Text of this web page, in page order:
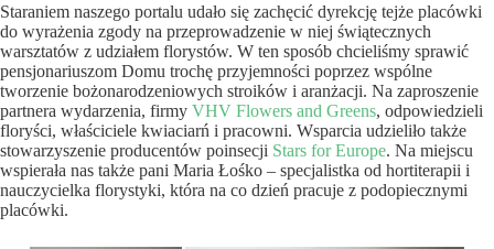
Staraniem naszego portalu udało się zachęcić dyrekcję tejże placówki
do wyrażenia zgody na przeprowadzenie w niej świątecznych
warsztatów z udziałem florystów. W ten sposób chcieliśmy sprawić
pensjonariuszom Domu trochę przyjemności poprzez wspólne
tworzenie bożonarodzeniowych stroików i aranżacji. Na zaproszenie
partnera wydarzenia, firmy VHV Flowers and Greens, odpowiedzieli
floryści, właściciele kwiaciarń i pracowni. Wsparcia udzieliło także
stowarzyszenie producentów poinsecji Stars for Europe. Na miejscu
wspierała nas także pani Maria Łośko – specjalistka od hortiterapii i
nauczycielka florystyki, która na co dzień pracuje z podopiecznymi
placówki.